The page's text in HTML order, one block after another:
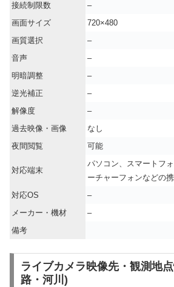
接続制限数
–
画面サイズ
720×480
画質選択
–
音声
–
明暗調整
–
逆光補正
–
解像度
–
過去映像・画像
なし
夜間閲覧
可能
対応端末
パソコン、スマートフ
ーチャーフォンなどの
対応OS
–
メーカー・機材
–
備考
ライブカメラ映像先・観測地
路・河川)